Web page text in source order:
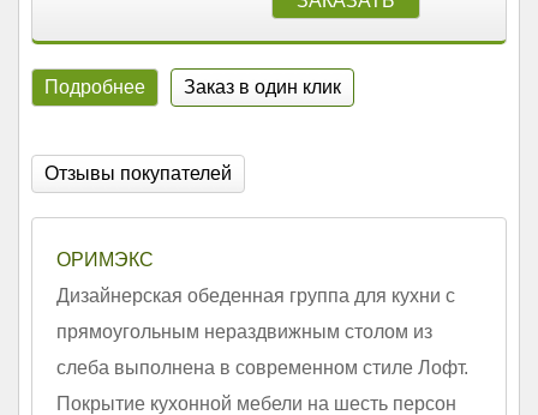
Подробнее Заказ в один клик
Отзывы покупателей
ОРИМЭКС
Дизайнерская обеденная группа для кухни с
прямоугольным нераздвижным столом из
слеба выполнена в современном стиле Лофт.
Покрытие кухонной мебели на шесть персон